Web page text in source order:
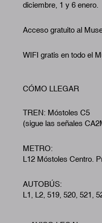
diciembre, 1 y 6 enero.
Acceso gratuito al
WIFI gratis en todo el
CÓMO LLEGAR
TREN: Móstoles C5
(sigue las señales
METRO:
L12 Móstoles Centro.
AUTOBÚS:
L1, L2, 519, 520, 521,